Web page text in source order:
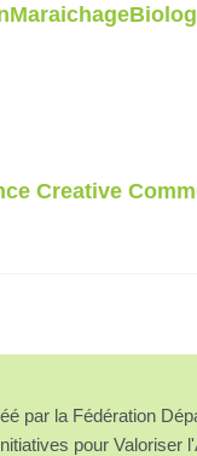
Creative
par la Fédération
pour Valoriser